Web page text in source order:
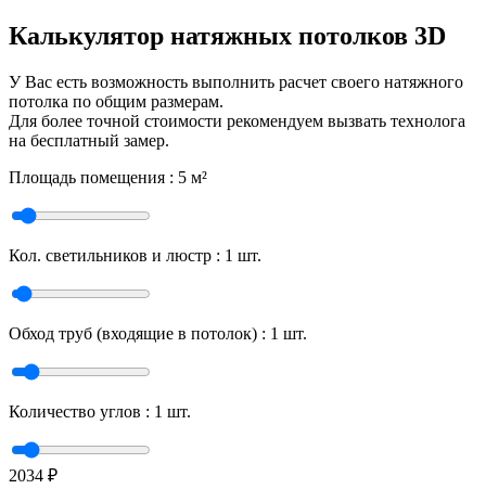
Калькулятор натяжных потолков 3D
У Вас есть возможность выполнить расчет своего натяжного
потолка по общим размерам.
Для более точной стоимости рекомендуем вызвать технолога
на бесплатный замер.
Площадь помещения : 5 м²
Кол. светильников и люстр : 1 шт.
Обход труб (входящие в потолок) : 1 шт.
Количество углов : 1 шт.
2034 ₽